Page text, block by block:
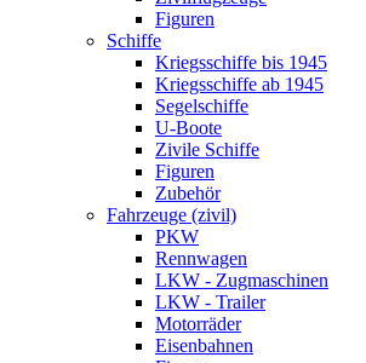
Figuren
Schiffe
Kriegsschiffe bis 1945
Kriegsschiffe ab 1945
Segelschiffe
U-Boote
Zivile Schiffe
Figuren
Zubehör
Fahrzeuge (zivil)
PKW
Rennwagen
LKW - Zugmaschinen
LKW - Trailer
Motorräder
Eisenbahnen